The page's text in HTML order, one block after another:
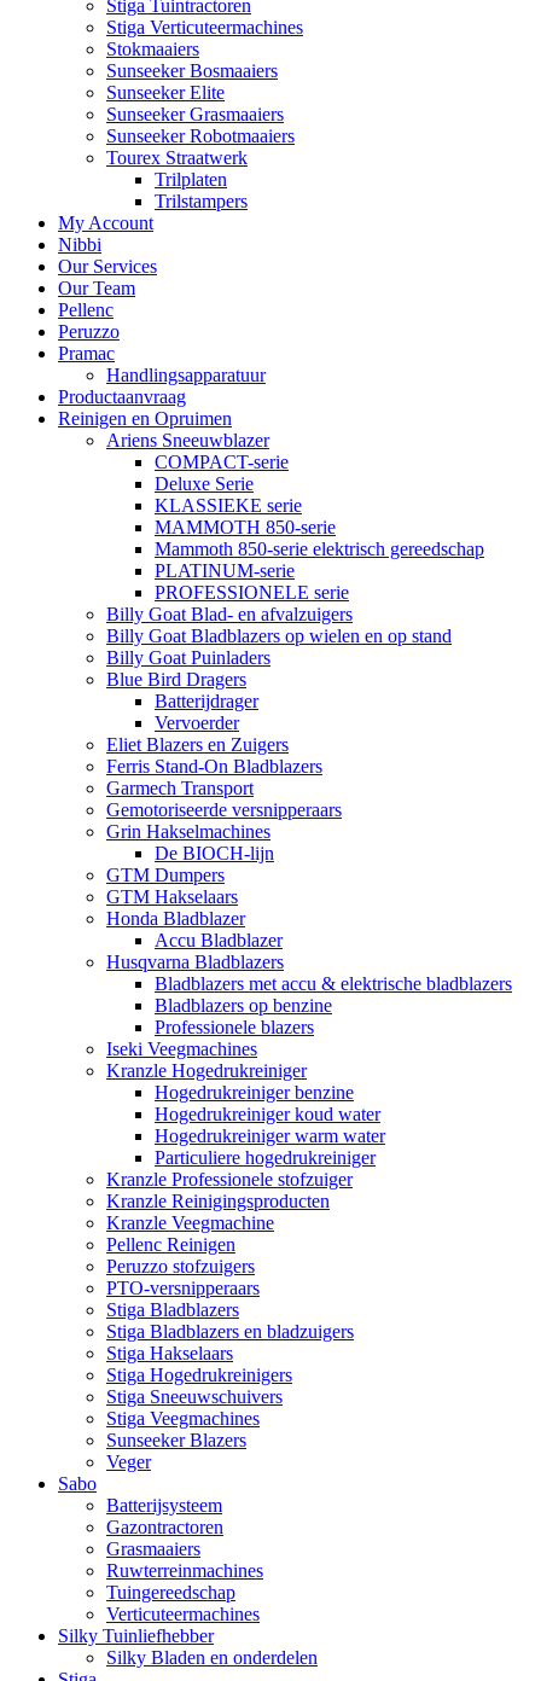
Stiga Tuintractoren
Stiga Verticuteermachines
Stokmaaiers
Sunseeker Bosmaaiers
Sunseeker Elite
Sunseeker Grasmaaiers
Sunseeker Robotmaaiers
Tourex Straatwerk
Trilplaten
Trilstampers
My Account
Nibbi
Our Services
Our Team
Pellenc
Peruzzo
Pramac
Handlingsapparatuur
Productaanvraag
Reinigen en Opruimen
Ariens Sneeuwblazer
COMPACT-serie
Deluxe Serie
KLASSIEKE serie
MAMMOTH 850-serie
Mammoth 850-serie elektrisch gereedschap
PLATINUM-serie
PROFESSIONELE serie
Billy Goat Blad- en afvalzuigers
Billy Goat Bladblazers op wielen en op stand
Billy Goat Puinladers
Blue Bird Dragers
Batterijdrager
Vervoerder
Eliet Blazers en Zuigers
Ferris Stand-On Bladblazers
Garmech Transport
Gemotoriseerde versnipperaars
Grin Hakselmachines
De BIOCH-lijn
GTM Dumpers
GTM Hakselaars
Honda Bladblazer
Accu Bladblazer
Husqvarna Bladblazers
Bladblazers met accu & elektrische bladblazers
Bladblazers op benzine
Professionele blazers
Iseki Veegmachines
Kranzle Hogedrukreiniger
Hogedrukreiniger benzine
Hogedrukreiniger koud water
Hogedrukreiniger warm water
Particuliere hogedrukreiniger
Kranzle Professionele stofzuiger
Kranzle Reinigingsproducten
Kranzle Veegmachine
Pellenc Reinigen
Peruzzo stofzuigers
PTO-versnipperaars
Stiga Bladblazers
Stiga Bladblazers en bladzuigers
Stiga Hakselaars
Stiga Hogedrukreinigers
Stiga Sneeuwschuivers
Stiga Veegmachines
Sunseeker Blazers
Veger
Sabo
Batterijsysteem
Gazontractoren
Grasmaaiers
Ruwterreinmachines
Tuingereedschap
Verticuteermachines
Silky Tuinliefhebber
Silky Bladen en onderdelen